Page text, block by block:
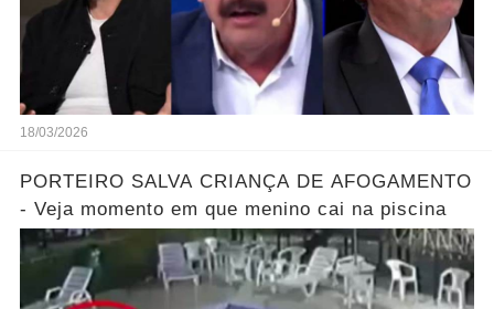
18/03/2026
PORTEIRO SALVA CRIANÇA DE AFOGAMENTO
- Veja momento em que menino cai na piscina